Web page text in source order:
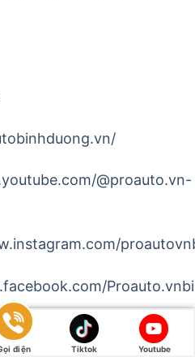
@proauto.vn-
@proauto.vnbinhduong
điện Tiktok Youtube